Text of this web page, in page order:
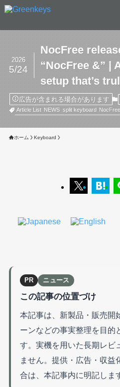
NocFree
“NocFree &” |
setup that’s
2026
5/24
広告が含まれる場合があります
Article List
NEWS split keyboard NocFree
ホーム Keyboard
PR ニュース
この記事の位置づけ
本記事は、新製品・販売開
ーンなどの事実整理を目的
す。実機を用いた長期レビ
ません。提供・広告・収益
合は、本記事内に明記しま